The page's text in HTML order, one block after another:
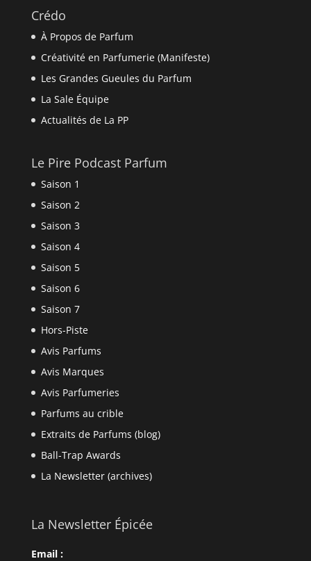
Crédo
À Propos de Parfum
Créativité en Parfumerie (Manifeste)
Les Grandes Gueules du Parfum
La Sale Équipe
Actualités de La PP
Le Pire Podcast Parfum
Saison 1
Saison 2
Saison 3
Saison 4
Saison 5
Saison 6
Saison 7
Hors-Piste
Avis Parfums
Avis Marques
Avis Parfumeries
Parfums au crible
Extraits de Parfums (blog)
Ball-Trap Awards
La Newsletter (archives)
La Newsletter Épicée
Email :